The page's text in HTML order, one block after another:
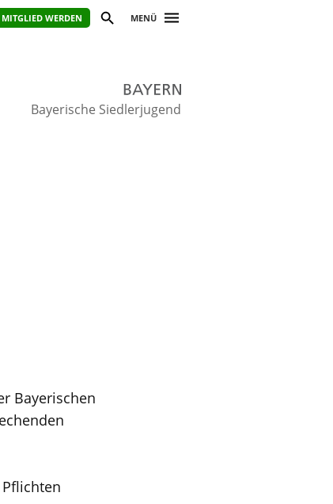
MITGLIED WERDEN MENÜ
Bayerische Siedlerjugend
Bayerischen